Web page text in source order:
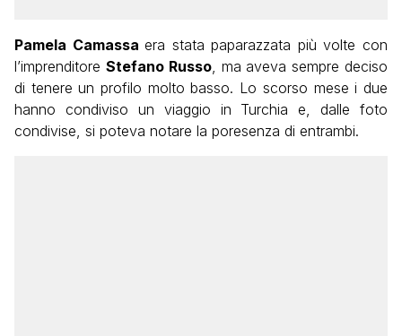
Pamela Camassaera stata paparazzata più volte con
l’imprenditore Stefano Russo, ma aveva sempre deciso
di tenere un profilo molto basso. Lo scorso mese i due
hanno condiviso un viaggio in Turchia e, dalle foto
condivise, si poteva notare la poresenza di entrambi.